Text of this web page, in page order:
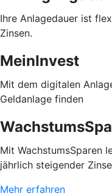
Ihre Anlagedauer ist
Zinsen.
MeinInvest
Mit dem digitalen
Geldanlage finden
Mit WachstumsSparen
jährlich steigender
Mehr erfahren